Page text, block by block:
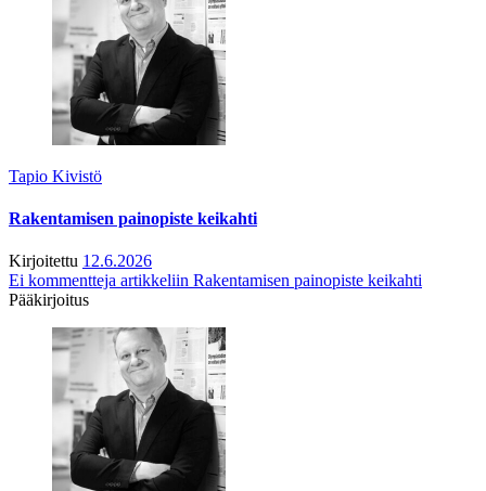
Tapio Kivistö
Rakentamisen painopiste keikahti
Kirjoitettu 12.6.2026
Ei kommentteja artikkeliin Rakentamisen painopiste keikahti
Pääkirjoitus